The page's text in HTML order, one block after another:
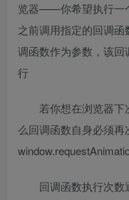
览器——你希望执行一
之前调用指定的回调
调函数作为参数，该
行
若你想在浏览器下
么回调函数自身必须再
回调函数执行次数